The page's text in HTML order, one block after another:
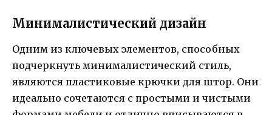
Минималистический дизайн
Одним из ключевых элементов, способных
подчеркнуть минималистический стиль,
являются пластиковые крючки для штор. Они
идеально сочетаются с простыми и чистыми